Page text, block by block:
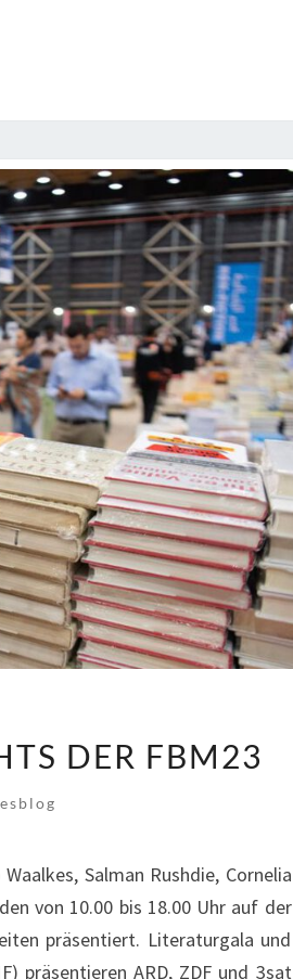
DER FBM23
Salman Rushdie, Cornelia
von 10.00 bis 18.00 Uhr auf der
präsentiert. Literaturgala und
präsentieren ARD, ZDF und 3sat